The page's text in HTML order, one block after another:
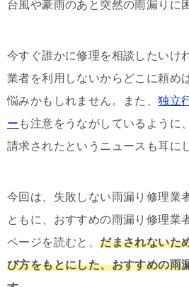
台風や豪雨のあと突然の雨漏りに
今すぐ誰かに修理を相談したいけ
業者を利用しないからどこに頼め
悩みかもしれません。また、独立
ー も注意をうながしているように
請求されたというニュースも耳に
今回は、失敗しない雨漏り修理業
ともに、おすすめの雨漏り修理業
ページを読むと、だまされないた
び方をもとにした、おすすめの雨